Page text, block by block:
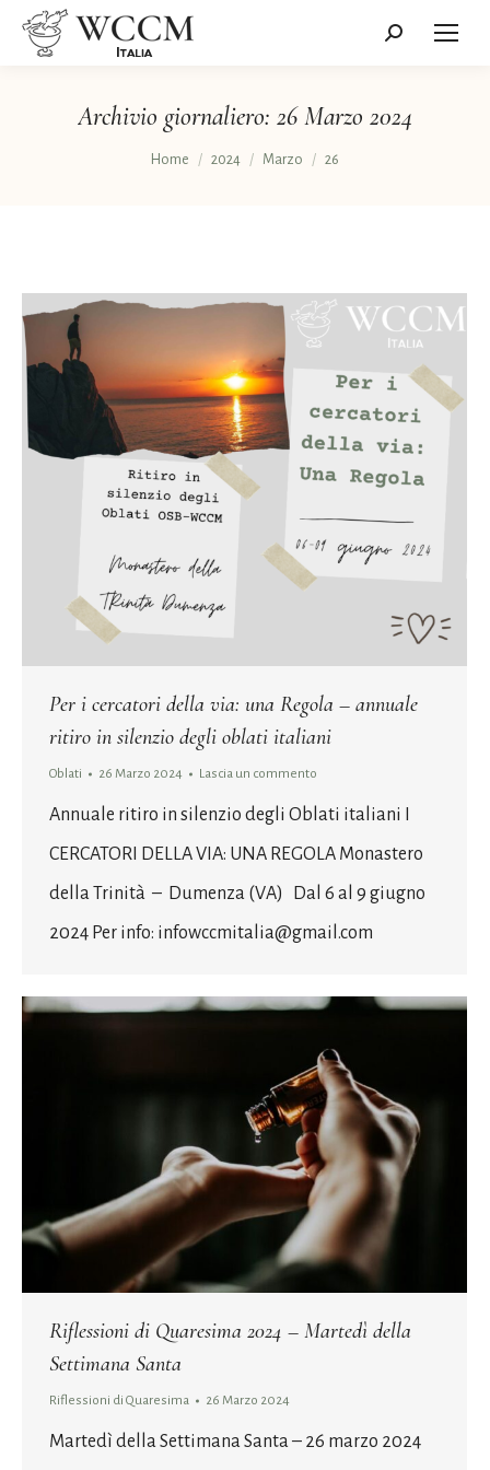
Cerca:
Archivio giornaliero: 26 Marzo 2024
Tu sei qui:
Home 2024 Marzo 26
Per i cercatori della via: una Regola – annuale
ritiro in silenzio degli oblati italiani
Oblati 26 Marzo 2024 Lascia un commento
Annuale ritiro in silenzio degli Oblati italiani I
CERCATORI DELLA VIA: UNA REGOLA Monastero
della Trinità – Dumenza (VA) Dal 6 al 9 giugno
2024 Per info: infowccmitalia@gmail.com
Riflessioni di Quaresima 2024 – Martedì della
Settimana Santa
Riflessioni di Quaresima 26 Marzo 2024
Martedì della Settimana Santa – 26 marzo 2024